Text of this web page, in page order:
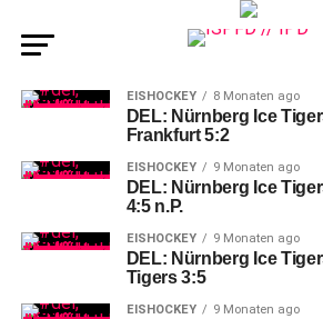
EISHOCKEY 8 Monaten ago
DEL: Nürnberg Ice
Frankfurt 5:2
EISHOCKEY 9 Monaten ago
DEL: Nürnberg Ice
4:5 n.P.
EISHOCKEY 9 Monaten ago
DEL: Nürnberg Ice
Tigers 3:5
EISHOCKEY 9 Monaten ago